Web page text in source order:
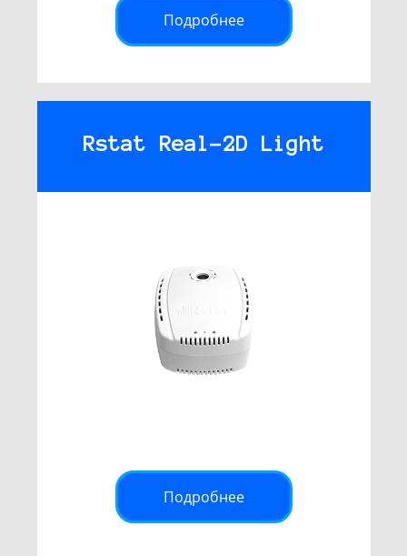
Подробнее
Rstat Real-2D Light
Подробнее